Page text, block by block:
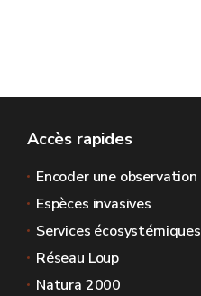
Accès rapides
Encoder une observation
Espèces invasives
Services écosystémiques
Réseau Loup
Natura 2000